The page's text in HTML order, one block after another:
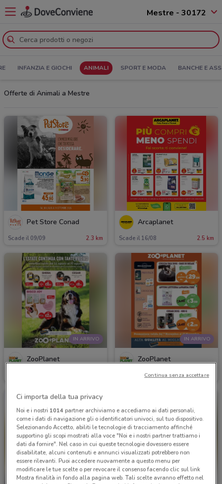
Mestre - 30172
INFANZIA E GIOCHI ANIMALI SPORT E MODA BANCHE E
Offerte di Animali a Mestre
Pet Store Conad
Scade il 09/09 2.3 km
Arcaplanet
Scade il 16/08 2.5 km
IN ARRIVO
ZooPlanet
IN ARRIVO
ZooPlanet
Valido dal 07/11 382 m
-4 GIORNI
Ci importa della tua privacy
Noi e i nostri 1014partner archiviamo e accediamo ai dati personali,
come i dati di navigazione gli o identificatori univoci, sul tuo dispositivo.
Selezionando Accetto, abiliti le tecnologie di tracciamento affinché
supportino gli scopi mostrati alla voce "Noi e i nostri partner trattiamo i
dati da fornire". Nel caso in cui queste tecnologie dovessero essere
disabilitate, alcuni contenuti e annunci visualizzati potrebbero non
essere rilevanti. Puoi accedere nuovamente a questo menu per
modificare le tue scelte o per revocare il consenso facendo clic sul link
Mostra finalità in fondo alla pagina web. Tali scelte avranno effetto nel
Continua senza accettare